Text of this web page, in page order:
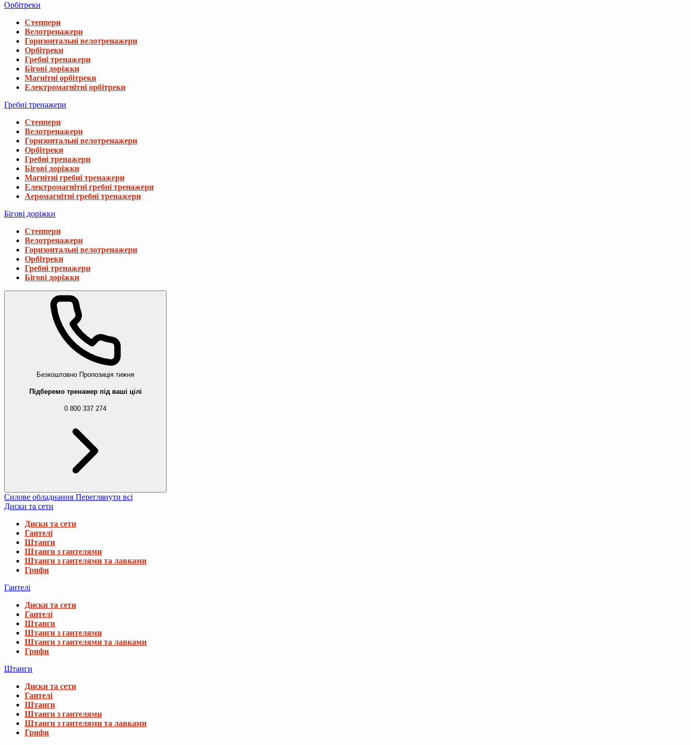
Орбітреки
Степпери
Велотренажери
Горизонтальні велотренажери
Орбітреки
Гребні тренажери
Бігові доріжки
Магнітні орбітреки
Електромагнітні орбітреки
Гребні тренажери
Степпери
Велотренажери
Горизонтальні велотренажери
Орбітреки
Гребні тренажери
Бігові доріжки
Магнітні гребні тренажери
Електромагнітні гребні тренажери
Аеромагнітні гребні тренажери
Бігові доріжки
Степпери
Велотренажери
Горизонтальні велотренажери
Орбітреки
Гребні тренажери
Бігові доріжки
Безкоштовно Пропозиція тижня
Підберемо тренажер під ваші цілі
0 800 337 274
Силове обладнання Переглянути всі
Диски та сети
Диски та сети
Гантелі
Штанги
Штанги з гантелями
Штанги з гантелями та лавками
Грифи
Гантелі
Диски та сети
Гантелі
Штанги
Штанги з гантелями
Штанги з гантелями та лавками
Грифи
Штанги
Диски та сети
Гантелі
Штанги
Штанги з гантелями
Штанги з гантелями та лавками
Грифи